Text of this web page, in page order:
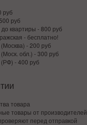
руб
руб
квартиры - 800 руб
- бесплатно!
- 200 руб
обл.) - 300 руб
(РФ) - 400 руб
товара
товары от производителей
перед отправкой